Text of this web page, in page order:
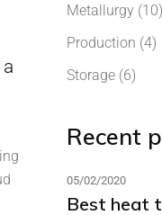
Metallurgy(10)
Production (4)
Storage(6)
Recent
05/02/2020
Best heat